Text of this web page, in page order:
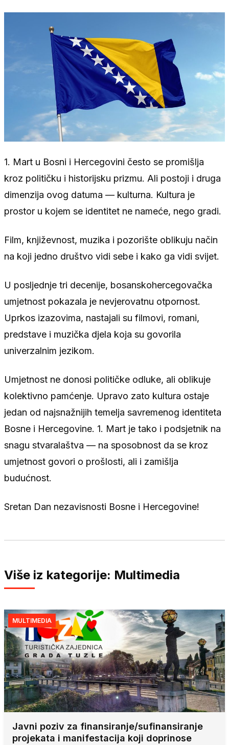
1. Mart u Bosni i Hercegovini često se promišlja
kroz političku i historijsku prizmu. Ali postoji i druga
dimenzija ovog datuma — kulturna. Kultura je
prostor u kojem se identitet ne nameće, nego gradi.
Film, književnost, muzika i pozorište oblikuju način
na koji jedno društvo vidi sebe i kako ga vidi svijet.
U posljednje tri decenije, bosanskohercegovačka
umjetnost pokazala je nevjerovatnu otpornost.
Uprkos izazovima, nastajali su filmovi, romani,
predstave i muzička djela koja su govorila
univerzalnim jezikom.
Umjetnost ne donosi političke odluke, ali oblikuje
kolektivno pamćenje. Upravo zato kultura ostaje
jedan od najsnažnijih temelja savremenog identiteta
Bosne i Hercegovine. 1. Mart je tako i podsjetnik na
snagu stvaralaštva — na sposobnost da se kroz
umjetnost govori o prošlosti, ali i zamišlja
budućnost.
Sretan Dan nezavisnosti Bosne i Hercegovine!
Više iz kategorije: Multimedia
MULTIMEDIA
Javni poziv za finansiranje/sufinansiranje
projekata i manifestacija koji doprinose